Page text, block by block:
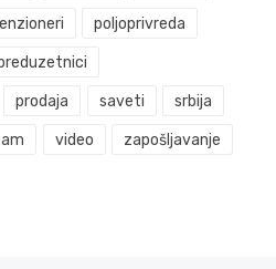
poljoprivreda
prodaja saveti srbija
video zapošljavanje